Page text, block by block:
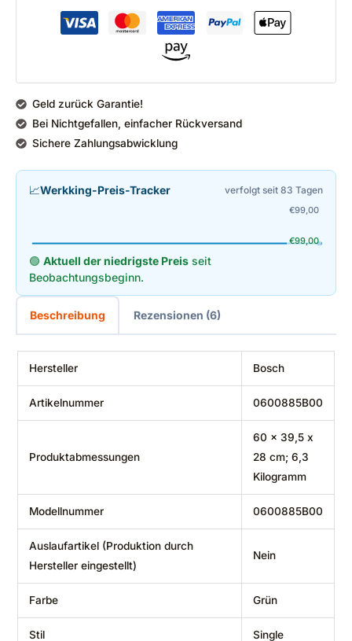
Geld zurück Garantie!
Bei Nichtgefallen, einfacher Rückversand
Sichere Zahlungsabwicklung
📈Werkking-Preis-Tracker verfolgt seit 83 Tagen
€99,00
€99,00
🟢 Aktuell der niedrigste Preis seit
Beobachtungsbeginn.
Beschreibung Rezensionen (6)
Hersteller ‎Bosch
Artikelnummer ‎0600885B00
Produktabmessungen
‎60 x 39,5 x
28 cm; 6,3
Kilogramm
Modellnummer ‎0600885B00
Auslaufartikel (Produktion durch
Hersteller eingestellt)
‎Nein
Farbe ‎Grün
Stil ‎Single